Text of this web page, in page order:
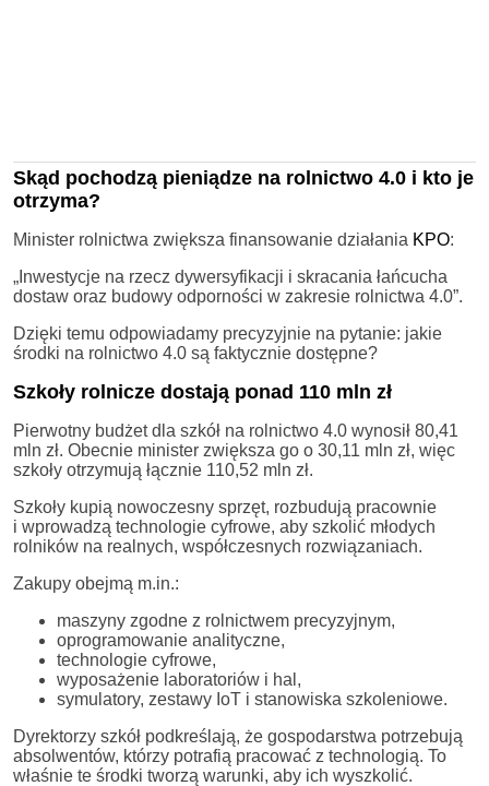
Skąd pochodzą pieniądze na rolnictwo 4.0 i kto je
otrzyma?
Minister rolnictwa zwiększa finansowanie działania KPO:
„Inwestycje na rzecz dywersyfikacji i skracania łańcucha
dostaw oraz budowy odporności w zakresie rolnictwa 4.0”.
Dzięki temu odpowiadamy precyzyjnie na pytanie: jakie
środki na rolnictwo 4.0 są faktycznie dostępne?
Szkoły rolnicze dostają ponad 110 mln zł
Pierwotny budżet dla szkół na rolnictwo 4.0 wynosił 80,41
mln zł. Obecnie minister zwiększa go o 30,11 mln zł, więc
szkoły otrzymują łącznie 110,52 mln zł.
Szkoły kupią nowoczesny sprzęt, rozbudują pracownie
i wprowadzą technologie cyfrowe, aby szkolić młodych
rolników na realnych, współczesnych rozwiązaniach.
Zakupy obejmą m.in.:
maszyny zgodne z rolnictwem precyzyjnym,
oprogramowanie analityczne,
technologie cyfrowe,
wyposażenie laboratoriów i hal,
symulatory, zestawy IoT i stanowiska szkoleniowe.
Dyrektorzy szkół podkreślają, że gospodarstwa potrzebują
absolwentów, którzy potrafią pracować z technologią. To
właśnie te środki tworzą warunki, aby ich wyszkolić.